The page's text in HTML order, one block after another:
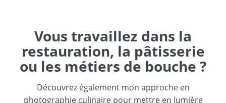
Vous travaillez dans la
restauration, la pâtisserie
ou les métiers de bouche ?
Découvrez également mon approche en
photographie culinaire pour mettre en lumière